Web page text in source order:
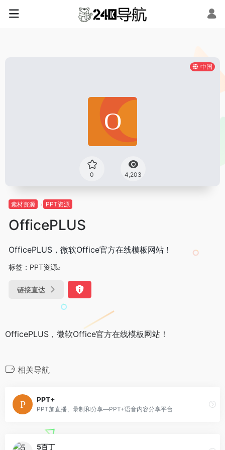
中国
0 4,203
素材资源 PPT资源
OfficePLUS
OfficePLUS，微软Office官方在线模板网站！
标签： PPT资源
链接直达
OfficePLUS，微软Office官方在线模板网站！
相关导航
PPT+
PPT加直播、录制和分享—PPT+语音内容分享平台
5百丁